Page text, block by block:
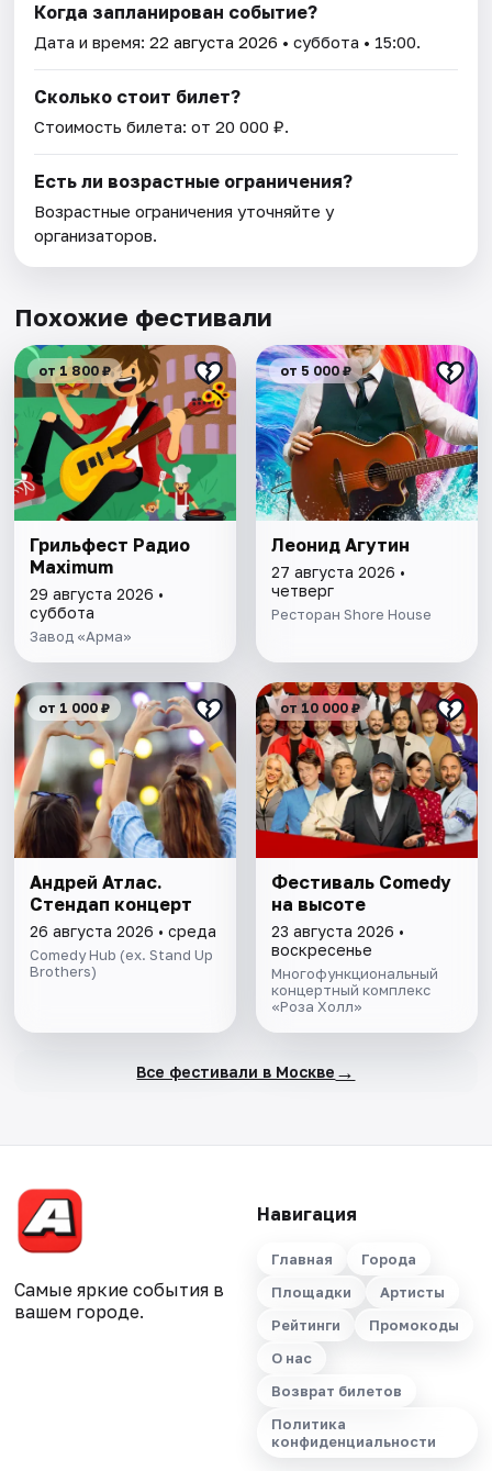
Когда запланирован событие?
Дата и время:22 августа 2026 • суббота • 15:00.
Сколько стоит билет?
Стоимость билета: от 20 000 ₽.
Есть ли возрастные ограничения?
Возрастные ограничения уточняйте у
организаторов.
Похожие фестивали
от 1 800 ₽
Грильфест Радио
Maximum
29 августа 2026 •
суббота
Завод «Арма»
от 5 000 ₽
Леонид Агутин
27 августа 2026 •
четверг
Ресторан Shore House
от 1 000 ₽
Андрей Атлас.
Стендап концерт
26 августа 2026 • среда
Comedy Hub (ex. Stand Up
Brothers)
от 10 000 ₽
Фестиваль Comedy
на высоте
23 августа 2026 •
воскресенье
Многофункциональный
концертный комплекс
«Роза Холл»
Все фестивали в Москве →
Самые яркие события в
вашем городе.
Навигация
Главная
Города
Площадки
Артисты
Рейтинги
Промокоды
О нас
Возврат билетов
Политика
конфиденциальности